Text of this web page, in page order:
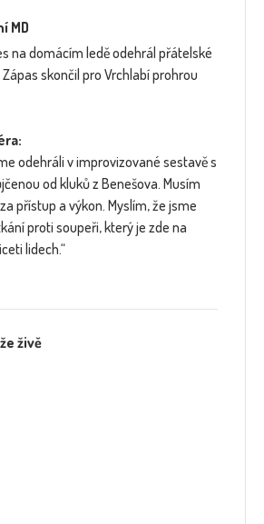
MD
na domácím ledě odehrál přátelské
skončil pro Vrchlabí prohrou
odehráli v improvizované sestavě s
od kluků z Benešova. Musím
přístup a výkon. Myslím, že jsme
proti soupeři, který je zde na
lidech.“
živě